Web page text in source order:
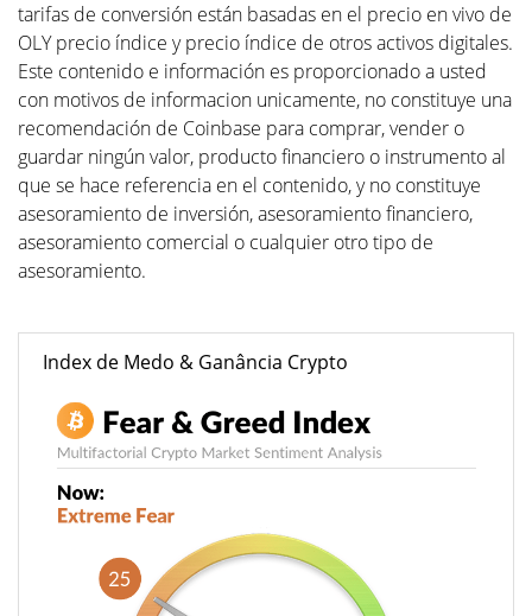
tarifas de conversión están basadas en el precio en vivo de
OLY precio índice y precio índice de otros activos digitales.
Este contenido e información es proporcionado a usted
con motivos de informacion unicamente, no constituye una
recomendación de Coinbase para comprar, vender o
guardar ningún valor, producto financiero o instrumento al
que se hace referencia en el contenido, y no constituye
asesoramiento de inversión, asesoramiento financiero,
asesoramiento comercial o cualquier otro tipo de
asesoramiento.
Index de Medo & Ganância Crypto